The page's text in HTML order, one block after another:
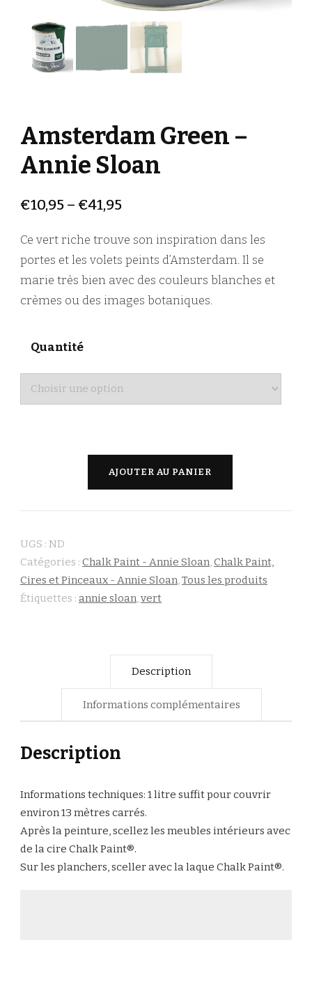
Amsterdam Green –
Annie Sloan
€10,95 – €41,95
Ce vert riche trouve son inspiration dans les
portes et les volets peints d’Amsterdam. Il se
marie très bien avec des couleurs blanches et
crèmes ou des images botaniques.
Quantité
Amsterdam
-
Annie
Sloan
AJOUTER AU PANIER
UGS : ND
Catégories : Chalk Paint - Annie Sloan Chalk Paint,
Cires et Pinceaux - Annie Sloan Tous les produits
Étiquettes : annie sloan vert
Description
Informations complémentaires
Description
Informations techniques: 1 litre suffit pour couvrir
environ 13 mètres carrés.
Après la peinture, scellez les meubles intérieurs avec
de la cire Chalk Paint®.
Sur les planchers, sceller avec la laque Chalk Paint®.